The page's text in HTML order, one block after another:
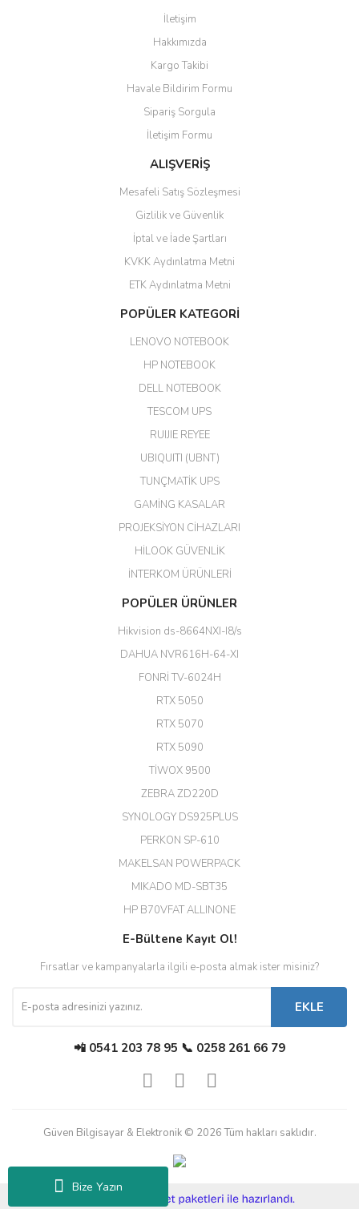
Bize Yazın
güzel paketlenmiş ama yanında
ile 24 izlenmektedir diye küçük
bir tabela olsa daha hoş
hızlı güvenli bir alışveriş oldu
Yalçın Kaya | 20/06/2026
ahmet yiğit | 29/04/2026
Aldığım ürün kapalı kutu teslim
edildi. Teşekkür ederim.
GÜRKAN KETHÜDAOĞLU |
Her şey için teşekkür ederim çok
Erdal Cingöz | 07/02/2026
Başarılı. Bu vasıfta bir ürünü bu
kadar uygun fiyata bulabilmek
büyük şans. Güvenliticaret
(HIKVISION DS-3E0326P-E/M(B)
EROL ÇAKMAK | 26/12/2025
Diğer yorumları göster
İletişim
Hakkımızda
Kargo Takibi
Havale Bildirim Formu
Sipariş Sorgula
İletişim Formu
ALIŞVERİŞ
Mesafeli Satış Sözleşmesi
Gizlilik ve Güvenlik
İptal ve İade Şartları
KVKK Aydınlatma Metni
ETK Aydınlatma Metni
POPÜLER KATEGORİ
LENOVO NOTEBOOK
HP NOTEBOOK
DELL NOTEBOOK
TESCOM UPS
RUIJIE REYEE
UBIQUITI (UBNT)
TUNÇMATİK UPS
GAMİNG KASALAR
PROJEKSİYON CİHAZLARI
HİLOOK GÜVENLİK
İNTERKOM ÜRÜNLERİ
POPÜLER ÜRÜNLER
Hikvision ds-8664NXI-I8/s
DAHUA NVR616H-64-XI
FONRİ TV-6024H
RTX 5050
RTX 5070
RTX 5090
TİWOX 9500
ZEBRA ZD220D
SYNOLOGY DS925PLUS
PERKON SP-610
MAKELSAN POWERPACK
MIKADO MD-SBT35
HP B70VFAT ALLINONE
E-Bültene Kayıt Ol!
Fırsatlar ve kampanyalarla ilgili e-posta almak ister misiniz?
EKLE
📲 0541 203 78 95 📞 0258 261 66 79
Güven Bilgisayar & Elektronik © 2026 Tüm hakları saklıdır.
e-